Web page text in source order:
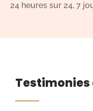
24 heures sur 24, 7